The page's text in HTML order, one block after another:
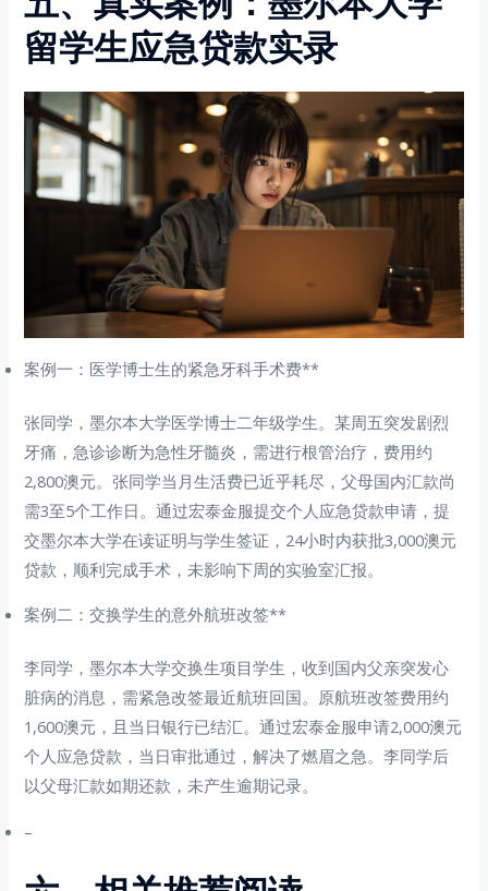
留学生应急贷款实录
案例一：医学博士生的紧急牙科手术费**
张同学，墨尔本大学医学博士二年级学生。某周五突发剧烈
牙痛，急诊诊断为急性牙髓炎，需进行根管治疗，费用约
2,800澳元。张同学当月生活费已近乎耗尽，父母国内汇款尚
需3至5个工作日。通过宏泰金服提交个人应急贷款申请，提
交墨尔本大学在读证明与学生签证，24小时内获批3,000澳元
贷款，顺利完成手术，未影响下周的实验室汇报。
案例二：交换学生的意外航班改签**
李同学，墨尔本大学交换生项目学生，收到国内父亲突发心
脏病的消息，需紧急改签最近航班回国。原航班改签费用约
1,600澳元，且当日银行已结汇。通过宏泰金服申请2,000澳元
个人应急贷款，当日审批通过，解决了燃眉之急。李同学后
以父母汇款如期还款，未产生逾期记录。
–